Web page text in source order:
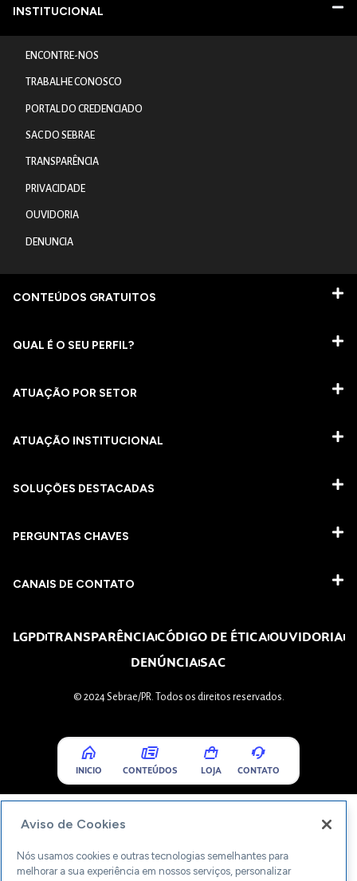
INSTITUCIONAL
ENCONTRE-NOS
TRABALHE CONOSCO
PORTAL DO CREDENCIADO
SAC DO SEBRAE
TRANSPARÊNCIA
PRIVACIDADE
OUVIDORIA
DENUNCIA
CONTEÚDOS GRATUITOS
QUAL É O SEU PERFIL?
ATUAÇÃO POR SETOR
ATUAÇÃO INSTITUCIONAL
SOLUÇÕES DESTACADAS
PERGUNTAS CHAVES​
CANAIS DE CONTATO
LGPDTRANSPARÊNCIACÓDIGO DE ÉTICAOUVIDORIA
DENÚNCIASAC
© 2024 Sebrae/PR. Todos os direitos reservados.
INICIO CONTEÚDOS LOJA CONTATO
Aviso de Cookies
Nós usamos cookies e outras tecnologias semelhantes para
melhorar a sua experiência em nossos serviços, personalizar